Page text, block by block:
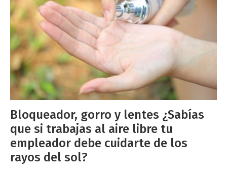
Bloqueador, gorro y lentes ¿Sabías
que si trabajas al aire libre tu
empleador debe cuidarte de los
rayos del sol?